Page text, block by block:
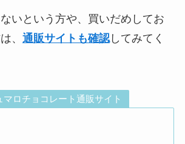
いという方や、買いだめしてお
、 通販サイトも確認してみてく
ロチョコレート通販サイト